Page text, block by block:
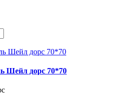
Шейл дорс 70*70